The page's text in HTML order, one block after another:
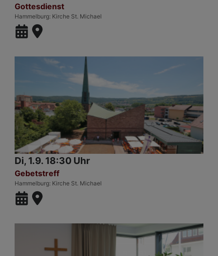
Gottesdienst
Hammelburg Kirche St. Michael
Di, 1.9. 18:30 Uhr
Gebetstreff
Hammelburg Kirche St. Michael